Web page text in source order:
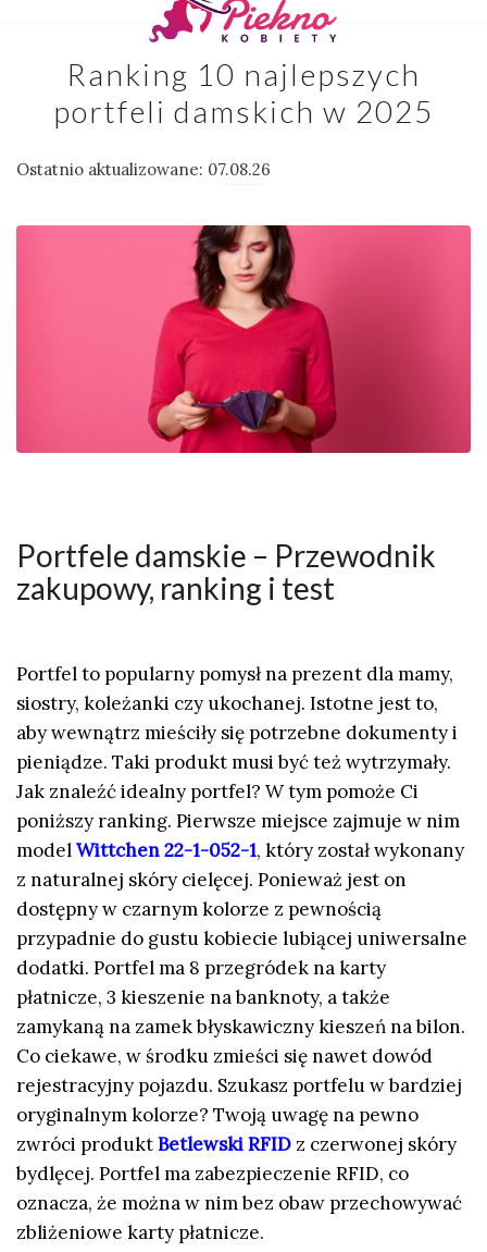
Ranking 10 najlepszych
portfeli damskich w 2025
Ostatnio aktualizowane: 07.08.26
Portfele damskie – Przewodnik
zakupowy, ranking i test
Portfel to popularny pomysł na prezent dla mamy,
siostry, koleżanki czy ukochanej. Istotne jest to,
aby wewnątrz mieściły się potrzebne dokumenty i
pieniądze. Taki produkt musi być też wytrzymały.
Jak znaleźć idealny portfel? W tym pomoże Ci
poniższy ranking. Pierwsze miejsce zajmuje w nim
modelWittchen 22-1-052-1, który został wykonany
z naturalnej skóry cielęcej. Ponieważ jest on
dostępny w czarnym kolorze z pewnością
przypadnie do gustu kobiecie lubiącej uniwersalne
dodatki. Portfel ma 8 przegródek na karty
płatnicze, 3 kieszenie na banknoty, a także
zamykaną na zamek błyskawiczny kieszeń na bilon.
Co ciekawe, w środku zmieści się nawet dowód
rejestracyjny pojazdu. Szukasz portfelu w bardziej
oryginalnym kolorze? Twoją uwagę na pewno
zwróci produktBetlewski RFID z czerwonej skóry
bydlęcej. Portfel ma zabezpieczenie RFID, co
oznacza, że można w nim bez obaw przechowywać
zbliżeniowe karty płatnicze.